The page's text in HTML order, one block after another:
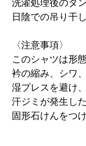
洗濯処理後のタ
日陰での吊り干
〈注意事項〉
このシャツは形
衿の縮み、シワ
湿プレスを避け
汗ジミが発生し
固形石けんをつ